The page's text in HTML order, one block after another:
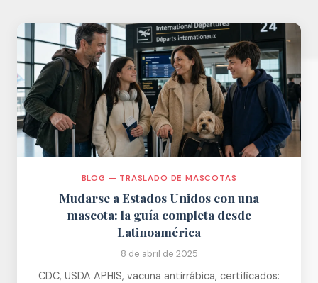
BLOG — TRASLADO DE MASCOTAS
Mudarse a Estados Unidos con una
mascota: la guía completa desde
Latinoamérica
8 de abril de 2025
CDC, USDA APHIS, vacuna antirrábica, certificados: